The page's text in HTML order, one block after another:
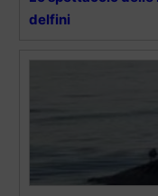
delfini